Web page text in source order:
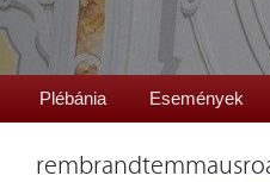
Plébánia Események